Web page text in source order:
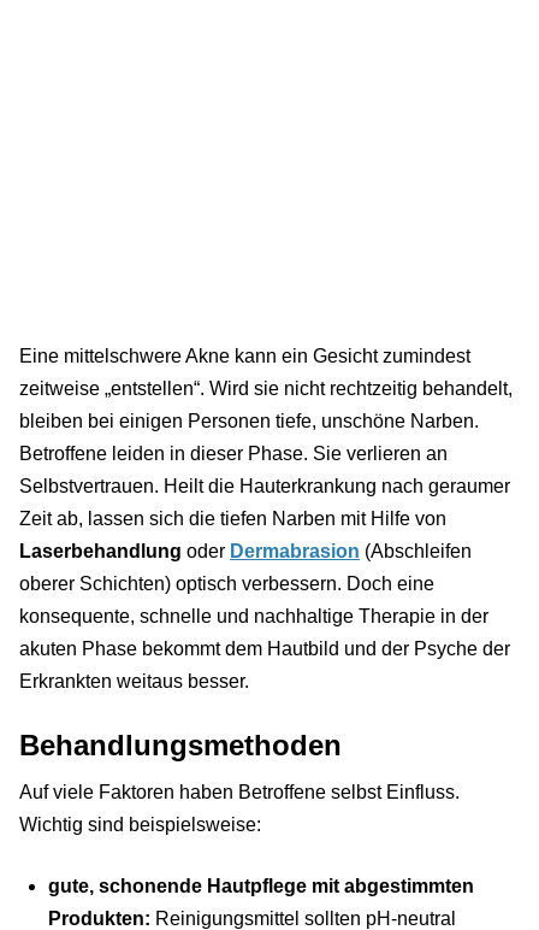
Eine mittelschwere Akne kann ein Gesicht zumindest
zeitweise „entstellen“. Wird sie nicht rechtzeitig behandelt,
bleiben bei einigen Personen tiefe, unschöne Narben.
Betroffene leiden in dieser Phase. Sie verlieren an
Selbstvertrauen. Heilt die Hauterkrankung nach geraumer
Zeit ab, lassen sich die tiefen Narben mit Hilfe von
Laserbehandlung oder Dermabrasion (Abschleifen
oberer Schichten) optisch verbessern. Doch eine
konsequente, schnelle und nachhaltige Therapie in der
akuten Phase bekommt dem Hautbild und der Psyche der
Erkrankten weitaus besser.
Behandlungsmethoden
Auf viele Faktoren haben Betroffene selbst Einfluss.
Wichtig sind beispielsweise:
gute, schonende Hautpflege mit abgestimmten
Produkten: Reinigungsmittel sollten pH-neutral